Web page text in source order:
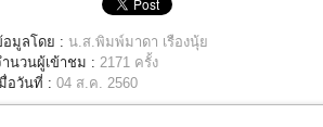
มูลโดย : น.ส.พิมพ์มาดา เรืองนุ้ย
นวนผู้เข้าชม : 2171 ครั้ง
อวันที่ : 04 ส.ค. 2560